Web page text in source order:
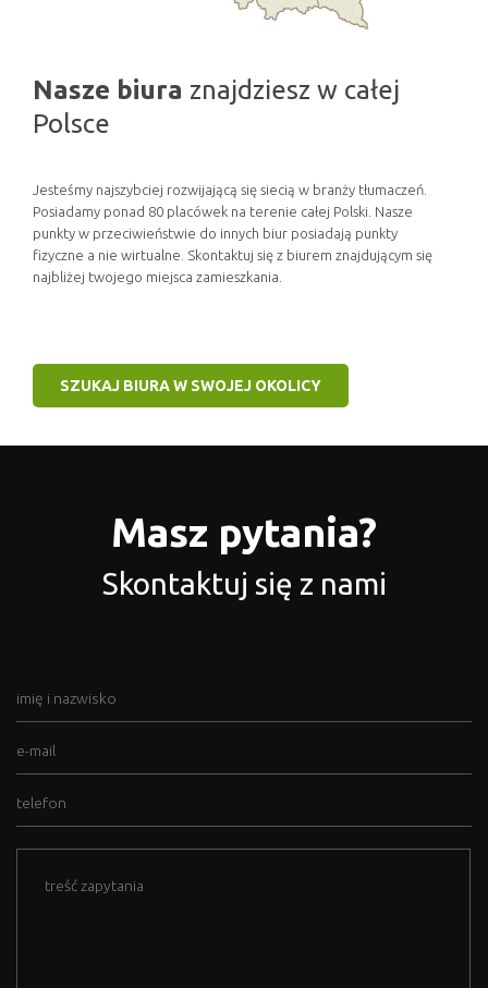
Nasze biura znajdziesz w całej
Polsce
Jesteśmy najszybciej rozwijającą się siecią w branży tłumaczeń.
Posiadamy ponad 80 placówek na terenie całej Polski. Nasze
punkty w przeciwieństwie do innych biur posiadają punkty
fizyczne a nie wirtualne. Skontaktuj się z biurem znajdującym się
najbliżej twojego miejsca zamieszkania.
SZUKAJ BIURA W SWOJEJ OKOLICY
Masz pytania?
Skontaktuj się z nami